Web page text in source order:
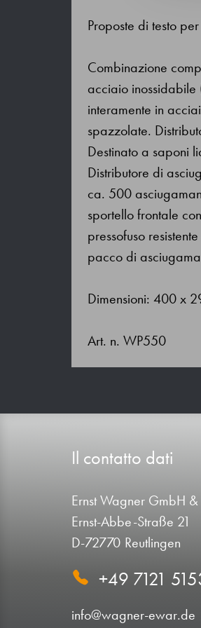
Proposte di testo
Combinazione
acciaio
interamente in
spazzolate.
Destinato a saponi
Distributore di
ca. 500
sportello frontale
pressofuso
pacco di
Dimensioni: 400 x
Art. n. WP550
Il contatto dati
Ernst Wagner GmbH
Ernst-Abbe-Straße 21
D-72770 Reutlingen
+49 7121
info@wagner-ewar.de